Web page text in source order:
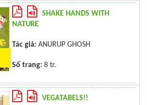
SHAKE HANDS WITH
NATURE
Tác giả: ANURUP GHOSH
Số trang: 8 tr.
VEGATABELS!!